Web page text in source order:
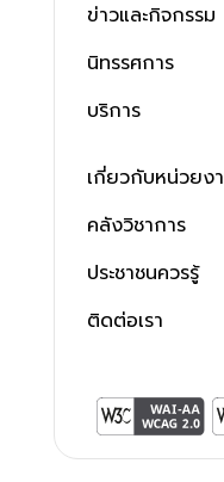
ข่าวและกิจกรรม
นิทรรศการ
บริการ
เกี่ยวกับหน่วยง
คลังวิชาการ
ประชาชนควรรู้
ติดต่อเรา